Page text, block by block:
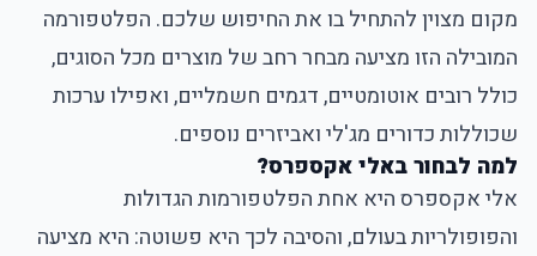
מקום מצוין להתחיל בו את החיפוש שלכם. הפלטפורמה
המובילה הזו מציעה מבחר רחב של מוצרים מכל הסוגים,
כולל רובים אוטומטיים, דגמים חשמליים, ואפילו ערכות
שכוללות כדורים מג'לי ואביזרים נוספים.
למה לבחור באלי אקספרס?
אלי אקספרסהיא אחת הפלטפורמות הגדולות
והפופולריות בעולם, והסיבה לכך היא פשוטה: היא מציעה